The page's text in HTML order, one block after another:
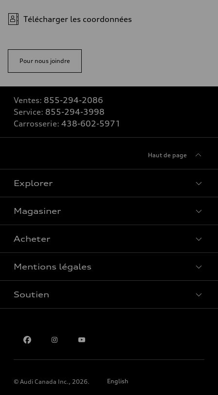
Télécharger les coordonnées
Pour nous joindre
Ventes: 855-294-2086
Service: 855-294-3998
Carrosserie: 438-602-5971
Haut de page
Explorer
Voir tous les modèles
Magasiner
Acheter
Réserver un essai routier
Mentions légales
Soutien
© Audi Canada Inc., 2026. English